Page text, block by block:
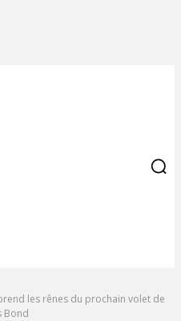
les rênes du prochain volet de
Bond